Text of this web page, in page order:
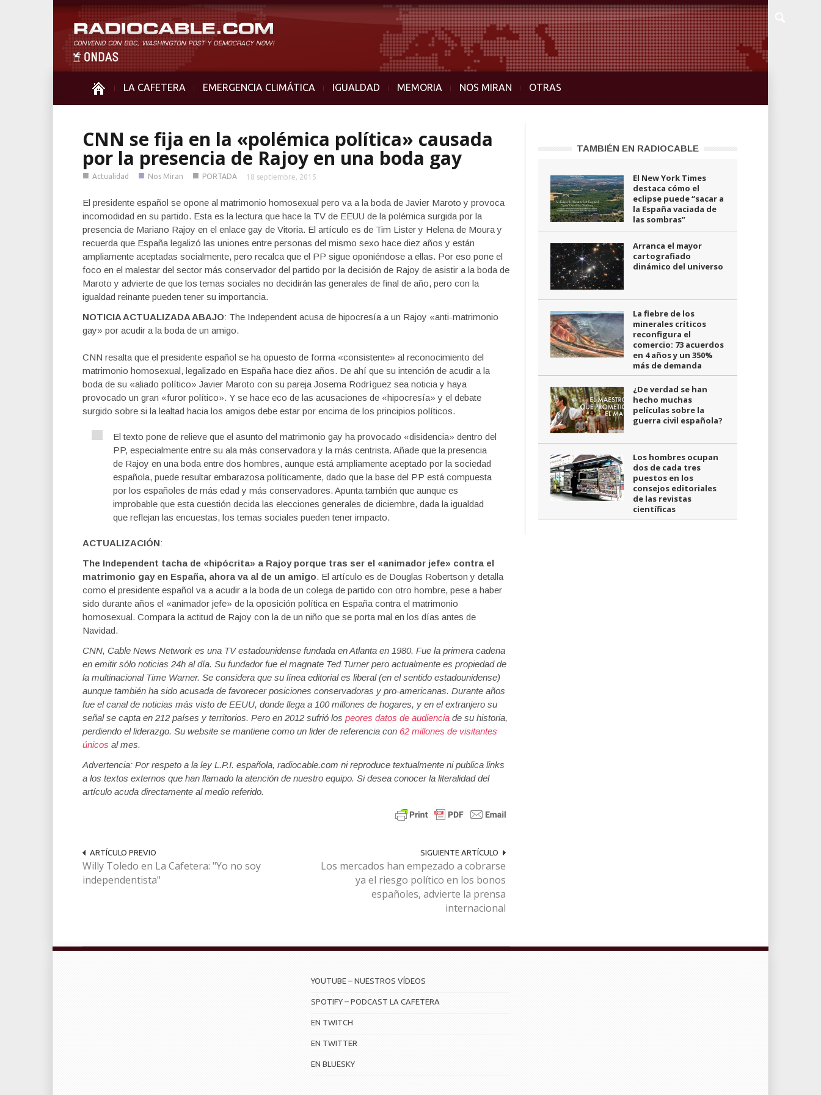
LA CAFETERA EMERGENCIA CLIMÁTICA IGUALDAD MEMORIA NOS MIRAN OTRAS
CNN se fija en la «polémica política» causada
por la presencia de Rajoy en una boda gay
■ Actualidad ■ Nos Miran ■ PORTADA 18 septiembre, 2015
El presidente español se opone al matrimonio homosexual pero va a la boda de Javier Maroto y provoca
incomodidad en su partido. Esta es la lectura que hace la TV de EEUU de la polémica surgida por la
presencia de Mariano Rajoy en el enlace gay de Vitoria. El artículo es de Tim Lister y Helena de Moura y
recuerda que España legalizó las uniones entre personas del mismo sexo hace diez años y están
ampliamente aceptadas socialmente, pero recalca que el PP sigue oponiéndose a ellas. Por eso pone el
foco en el malestar del sector más conservador del partido por la decisión de Rajoy de asistir a la boda de
Maroto y advierte de que los temas sociales no decidirán las generales de final de año, pero con la
igualdad reinante pueden tener su importancia.
NOTICIA ACTUALIZADA ABAJO: The Independent acusa de hipocresía a un Rajoy «anti-matrimonio
gay» por acudir a la boda de un amigo.
CNN resalta que el presidente español se ha opuesto de forma «consistente» al reconocimiento del
matrimonio homosexual, legalizado en España hace diez años. De ahí que su intención de acudir a la
boda de su «aliado político» Javier Maroto con su pareja Josema Rodríguez sea noticia y haya
provocado un gran «furor político». Y se hace eco de las acusaciones de «hipocresía» y el debate
surgido sobre si la lealtad hacia los amigos debe estar por encima de los principios políticos.
El texto pone de relieve que el asunto del matrimonio gay ha provocado «disidencia» dentro del
PP, especialmente entre su ala más conservadora y la más centrista. Añade que la presencia
de Rajoy en una boda entre dos hombres, aunque está ampliamente aceptado por la sociedad
española, puede resultar embarazosa políticamente, dado que la base del PP está compuesta
por los españoles de más edad y más conservadores. Apunta también que aunque es
improbable que esta cuestión decida las elecciones generales de diciembre, dada la igualdad
que reflejan las encuestas, los temas sociales pueden tener impacto.
ACTUALIZACIÓN:
The Independent tacha de «hipócrita» a Rajoy porque tras ser el «animador jefe» contra el
matrimonio gay en España, ahora va al de un amigo. El artículo es de Douglas Robertson y detalla
como el presidente español va a acudir a la boda de un colega de partido con otro hombre, pese a haber
sido durante años el «animador jefe» de la oposición política en España contra el matrimonio
homosexual. Compara la actitud de Rajoy con la de un niño que se porta mal en los días antes de
Navidad.
CNN, Cable News Network es una TV estadounidense fundada en Atlanta en 1980. Fue la primera cadena
en emitir sólo noticias 24h al día. Su fundador fue el magnate Ted Turner pero actualmente es propiedad de
la multinacional Time Warner. Se considera que su línea editorial es liberal (en el sentido estadounidense)
aunque también ha sido acusada de favorecer posiciones conservadoras y pro-americanas. Durante años
fue el canal de noticias más visto de EEUU, donde llega a 100 millones de hogares, y en el extranjero su
señal se capta en 212 países y territorios. Pero en 2012 sufrió los peores datos de audiencia de su historia,
perdiendo el liderazgo. Su website se mantiene como un lider de referencia con 62 millones de visitantes
únicos al mes.
Advertencia: Por respeto a la ley L.P.I. española, radiocable.com ni reproduce textualmente ni publica links
a los textos externos que han llamado la atención de nuestro equipo. Si desea conocer la literalidad del
artículo acuda directamente al medio referido.
ARTÍCULO PREVIO
Willy Toledo en La Cafetera: "Yo no soy
independentista"
SIGUIENTE ARTÍCULO
Los mercados han empezado a cobrarse
ya el riesgo político en los bonos
españoles, advierte la prensa
internacional
TAMBIÉN EN RADIOCABLE
El New York Times
destaca cómo el
eclipse puede “sacar a
la España vaciada de
las sombras”
Arranca el mayor
cartografiado
dinámico del universo
La fiebre de los
minerales críticos
reconfigura el
comercio: 73 acuerdos
en 4 años y un 350%
más de demanda
¿De verdad se han
hecho muchas
películas sobre la
guerra civil española?
Los hombres ocupan
dos de cada tres
puestos en los
consejos editoriales
de las revistas
científicas
YOUTUBE – NUESTROS VÍDEOS
SPOTIFY – PODCAST LA CAFETERA
EN TWITCH
EN TWITTER
EN BLUESKY